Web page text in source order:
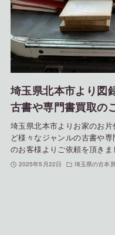
埼玉県北本市より図
古書や専門書買取の
埼玉県北本市よりお家のお
ど様々なジャンルの古書や
のお客様よりご依頼を頂き
2025年5月22日 埼玉県の古本